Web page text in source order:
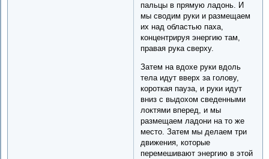
пальцы в прямую ладонь. И
мы сводим руки и размещаем
их над областью паха,
концентрируя энергию там,
правая рука сверху.
Затем на вдохе руки вдоль
тела идут вверх за голову,
короткая пауза, и руки идут
вниз с выдохом сведенными
локтями вперед, и мы
размещаем ладони на то же
место. Затем мы делаем три
движения, которые
перемешивают энергию в этой